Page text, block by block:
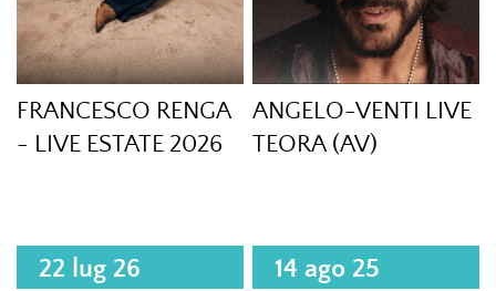
FRANCESCO RENGA
- LIVE ESTATE 2026
22 lug 26
ANGELO-VENTI LIVE
TEORA (AV)
14 ago 25